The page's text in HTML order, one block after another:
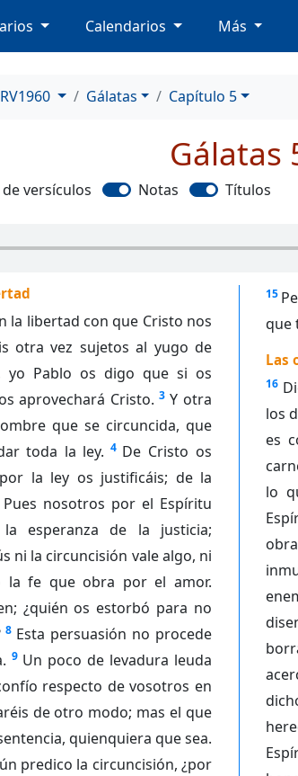
Calendarios Más
RV1960 Gálatas Capítulo 5
Gálatas
de versículos Notas Títulos
la libertad con que Cristo nos
otra vez sujetos al yugo de
yo Pablo os digo que si os
aprovechará Cristo. 3 Y otra
que se circuncida, que
toda la ley. 4 De Cristo os
la ley os justificáis; de la
Pues nosotros por el Espíritu
esperanza de la justicia;
ni la circuncisión vale algo, ni
la fe que obra por el amor.
¿quién os estorbó para no
8 Esta persuasión no procede
9 Un poco de levadura leuda
respecto de vosotros en
de otro modo; mas el que
quienquiera que sea.
predico la circuncisión, ¿por
15
que
Las
16
los
es
lo